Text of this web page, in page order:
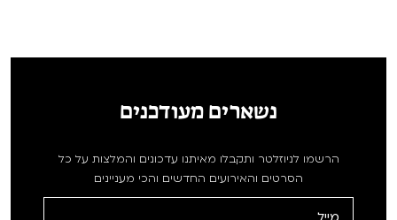
נשארים מעודכנים
הרשמו לניוזלטר ותקבלו מאיתנו עדכונים והמלצות על כל
הסרטים והאירועים החדשים והכי מעניינים